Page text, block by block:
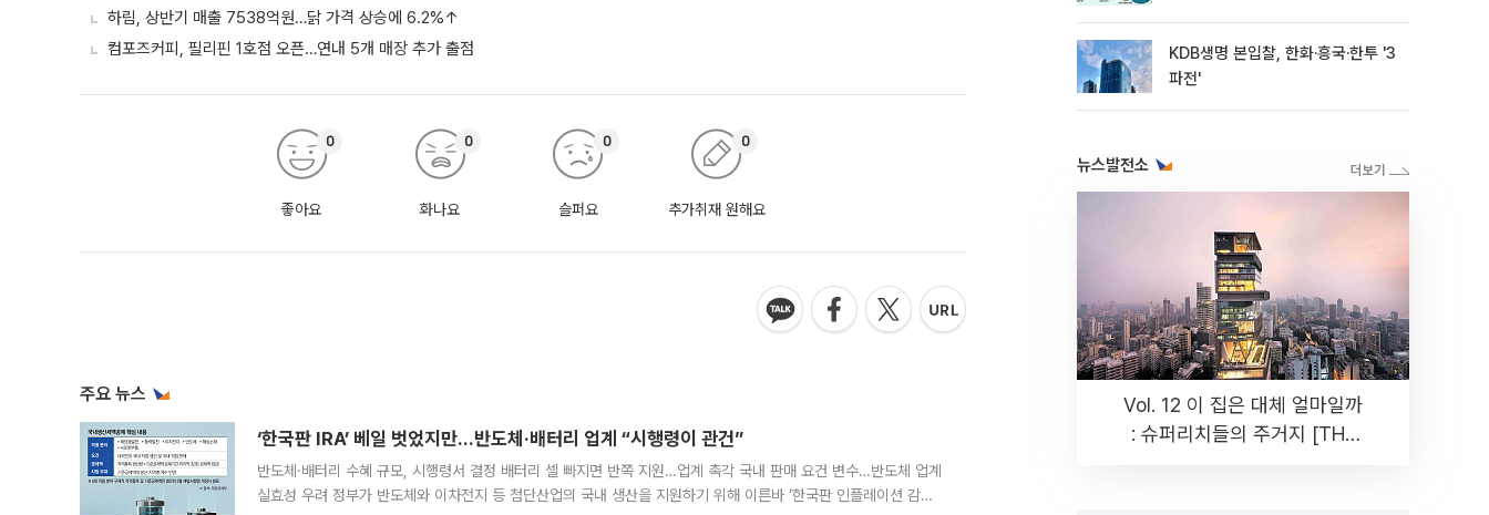
하림, 상반기 매출 7538억원…닭 가격 상승에 6.2%↑
컴포즈커피, 필리핀 1호점 오픈…연내 5개 매장 추가 출점
좋아요
0
화나요
0
슬퍼요
0
추가취재 원해요
0
주요 뉴스
‘한국판 IRA’ 베일 벗었지만…반도체·배터리 업계 “시행령이 관건”
반도체·배터리 수혜 규모, 시행령서 결정 배터리 셀 빠지면 반쪽 지원…업계 촉각 국내 판매 요건 변수…반도체 업계
실효성 우려 정부가 반도체와 이차전지 등 첨단산업의 국내 생산을 지원하기 위해 이른바 ‘한국판 인플레이션 감축
KDB생명 본입찰, 한화·흥국·한투 '3
파전'
뉴스발전소
Vol. 12 이 집은 대체 얼마일까
: 슈퍼리치들의 주거지 [THE